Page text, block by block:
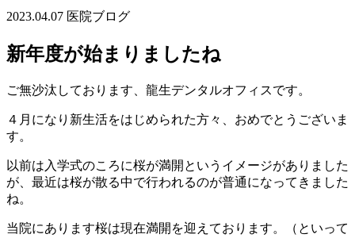
2023.04.07 医院ブログ
新年度が始まりましたね
ご無沙汰しております、龍生デンタルオフィスです。
４月になり新生活をはじめられた方々、おめでとうございま
す。
以前は入学式のころに桜が満開というイメージがありました
が、最近は桜が散る中で行われるのが普通になってきました
ね。
当院にあります桜は現在満開を迎えております。（といって